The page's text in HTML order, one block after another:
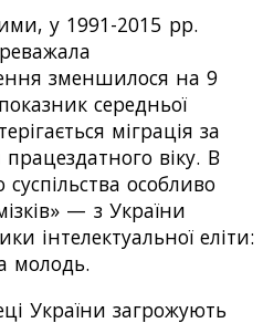
у 1991-2015 рр.
зменшилося на 9
середньої
міграція за
віку. В
особливо
— з України
інтелектуальної еліти:
молодь.
України загрожують